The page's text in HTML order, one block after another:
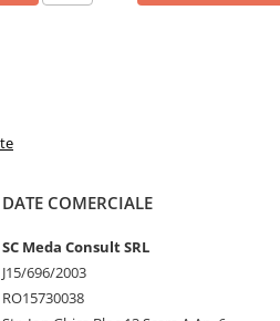
DATE COMERCIALE
SC Meda Consult SRL
J15/696/2003
RO15730038